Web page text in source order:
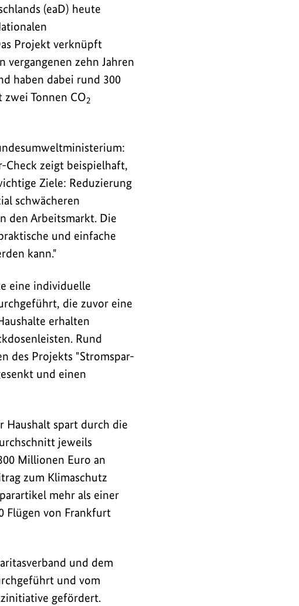
(eaD) heute
Projekt verknüpft
zehn Jahren
haben dabei rund 300
Tonnen CO2
Check zeigt beispielhaft,
Ziele: Reduzierung
schwächeren
den Arbeitsmarkt. Die
und einfache
kann."
eine individuelle
die zuvor eine
erhalten
Rund
des Projekts "Stromspar-
und einen
Haushalt spart durch die
jeweils
Millionen Euro an
zum Klimaschutz
mehr als einer
Flügen von Frankfurt
und dem
und vom
gefördert.